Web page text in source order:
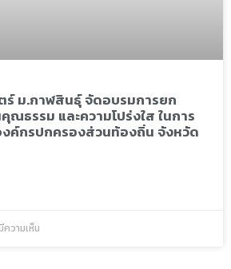
ม.กาฬสินธุ์ จัดอบรมการยก
ณธรรม และความโปร่งใส ในการ
ค์กรปกครองส่วนท้องถิ่น จังหวัด
ความเห็น